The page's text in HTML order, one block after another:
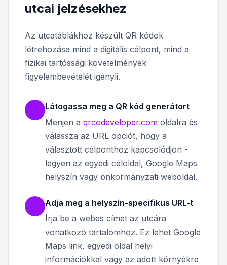
utcai jelzésekhez
Az utcatáblákhoz készült QR kódok
létrehozása mind a digitális célpont, mind a
fizikai tartóssági követelmények
figyelembevételét igényli.
Látogassa meg a QR kód generátort
Menjen a qrcodeveloper.com oldalra és
válassza az URL opciót, hogy a
választott célponthoz kapcsolódjon -
legyen az egyedi céloldal, Google Maps
helyszín vagy önkormányzati weboldal.
Adja meg a helyszín-specifikus URL-t
Írja be a webes címet az utcára
vonatkozó tartalomhoz. Ez lehet Google
Maps link, egyedi oldal helyi
információkkal vagy az adott környékre